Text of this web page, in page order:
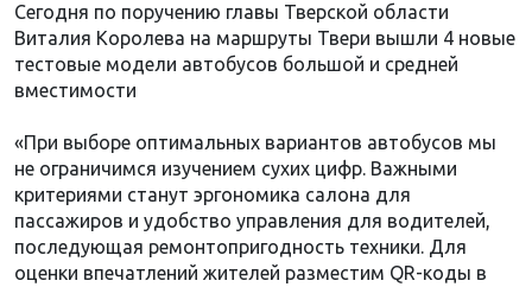
Сегодня по поручению главы Тверской области
Виталия Королева на маршруты Твери вышли 4 новые
тестовые модели автобусов большой и средней
вместимости
«При выборе оптимальных вариантов автобусов мы
не ограничимся изучением сухих цифр. Важными
критериями станут эргономика салона для
пассажиров и удобство управления для водителей,
последующая ремонтопригодность техники. Для
оценки впечатлений жителей разместим QR-коды в